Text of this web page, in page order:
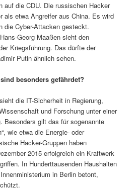
auf die CDU. Die russischen Hacker
als etwa Angreifer aus China. Es wird
die Cyber-Attacken gesteckt.
Georg Maaßen sieht den
Kriegsführung. Das dürfte der
Putin ähnlich sehen.
besonders gefährdet?
die IT-Sicherheit in Regierung,
und Forschung unter einer
Besonders gilt das für sogenannte
wie etwa die Energie- oder
Hacker-Gruppen haben
2015 erfolgreich ein Kraftwerk
In Hunderttausenden Haushalten
in Berlin betont,